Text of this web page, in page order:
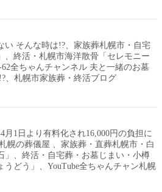
い そんな時は!?、家族葬札幌市・自宅
、終活・札幌市海洋散骨「セレモニー
全ちゃんチャンネル 夫と一緒のお墓
、札幌市家族葬・終活ブログ
1日より有料化され16,000円の負担に
幌の葬儀屋 、家族葬・直葬札幌市・白
」、終活・自宅葬・お墓じまい・小樽
どう」、YouTube全ちゃんチャン札幌